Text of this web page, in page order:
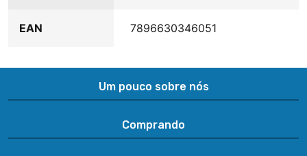
EAN 7896630346051
Um pouco sobre nós
Comprando